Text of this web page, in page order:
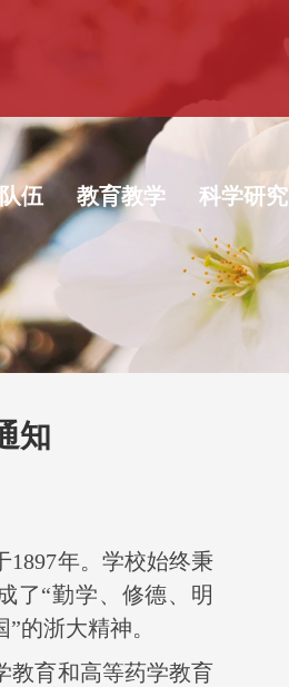
伍 教育教学 科学研究
知
1897年。学校始终秉
了“勤学、修德、明
的浙大精神。
教育和高等药学教育